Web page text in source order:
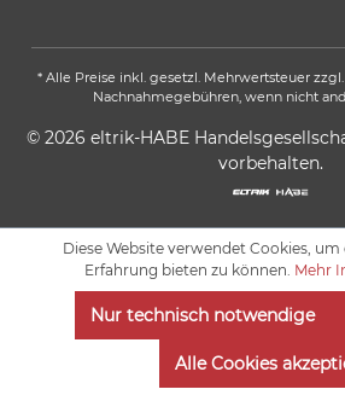
* Alle Preise inkl. gesetzl. Mehrwertsteuer zzgl.
Nachnahmegebühren, wenn nicht
© 2026 eltrik-HABE
vorbehalten.
Diese Website verwendet Cookies,
Erfahrung bieten zu können. Mehr
Nur technisch notwendige
Alle Cookies